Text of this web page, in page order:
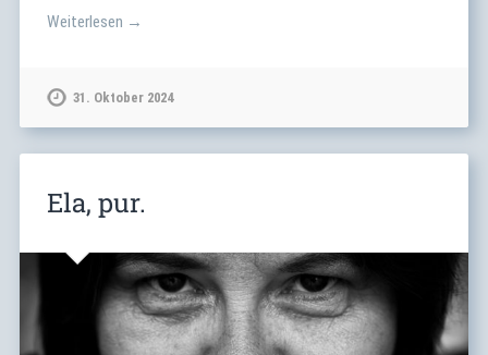
Weiterlesen →
31. Oktober 2024
Ela, pur.